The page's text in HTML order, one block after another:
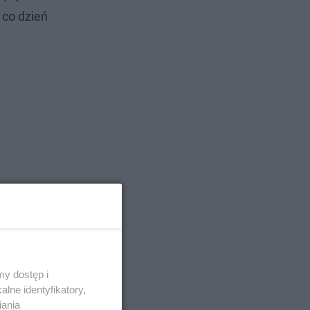
dzień
Obecnie
dostęp i
identyfikatory,